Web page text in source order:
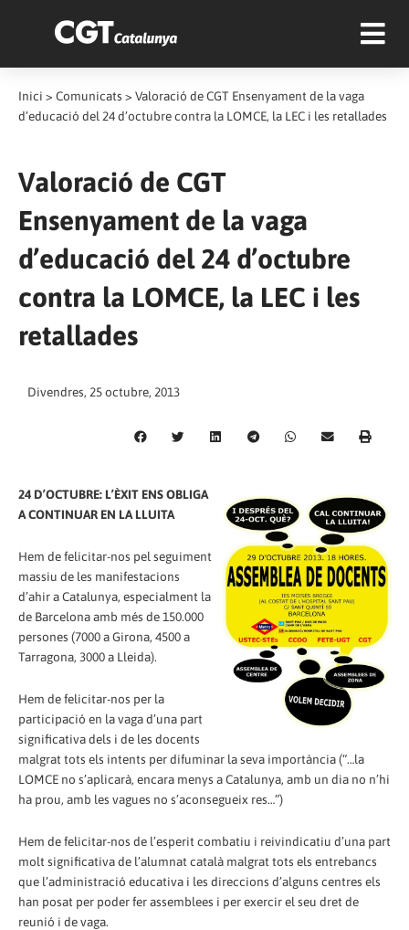
Inici > Comunicats > Valoració de CGT Ensenyament de la vaga
d’educació del 24 d’octubre contra la LOMCE, la LEC i les retallades
Valoració de CGT
Ensenyament de la vaga
d’educació del 24 d’octubre
contra la LOMCE, la LEC i les
retallades
Divendres, 25 octubre, 2013
24 D’OCTUBRE: L’ÈXIT ENS OBLIGA
A CONTINUAR EN LA LLUITA
Hem de felicitar-nos pel seguiment
massiu de les manifestacions
d’ahir a Catalunya, especialment la
de Barcelona amb més de 150.000
persones (7000 a Girona, 4500 a
Tarragona, 3000 a Lleida).
Hem de felicitar-nos per la
participació en la vaga d’una part
significativa dels i de les docents
malgrat tots els intents per difuminar la seva importància (“…la
LOMCE no s’aplicarà, encara menys a Catalunya, amb un dia no n’hi
ha prou, amb les vagues no s’aconsegueix res…”)
Hem de felicitar-nos de l’esperit combatiu i reivindicatiu d’una part
molt significativa de l’alumnat català malgrat tots els entrebancs
que l’administració educativa i les direccions d’alguns centres els
han posat per poder fer assemblees i per exercir el seu dret de
reunió i de vaga.